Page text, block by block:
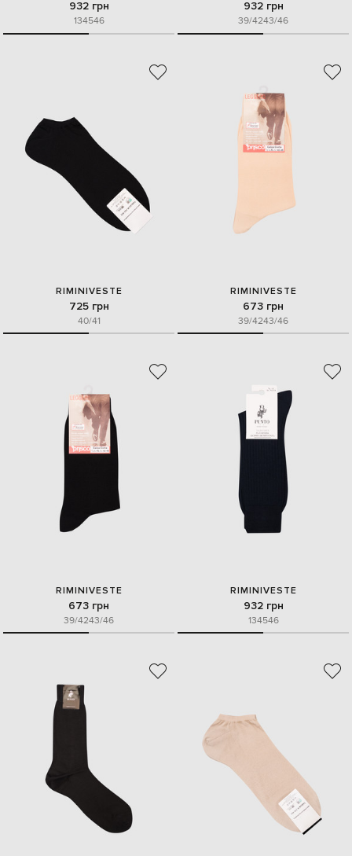
932 грн
134546
932 грн
39/4243/46
RIMINIVESTE
725 грн
40/41
RIMINIVESTE
673 грн
39/4243/46
RIMINIVESTE
673 грн
39/4243/46
RIMINIVESTE
932 грн
134546